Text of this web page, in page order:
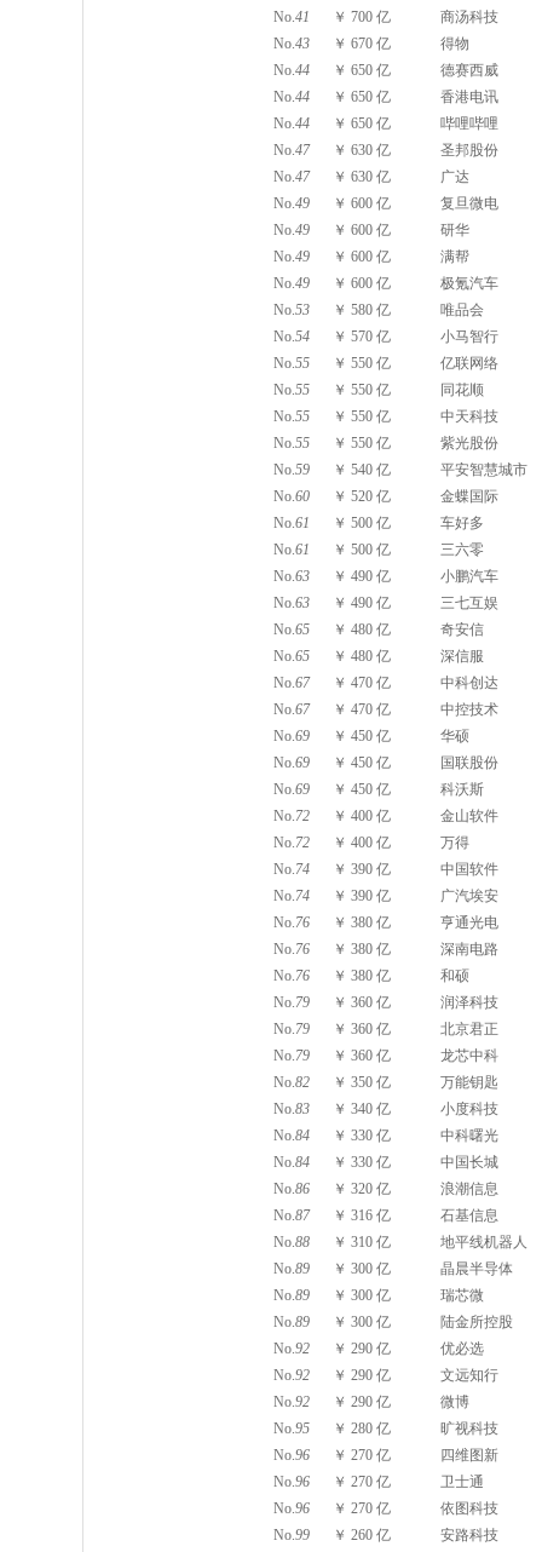
No.41 ￥ 700 亿
商汤科技
No.43 ￥ 670 亿
得物
No.44 ￥ 650 亿
德赛西威
No.44 ￥ 650 亿
香港电讯
No.44 ￥ 650 亿
哔哩哔哩
No.47 ￥ 630 亿
圣邦股份
No.47 ￥ 630 亿
广达
No.49 ￥ 600 亿
复旦微电
No.49 ￥ 600 亿
研华
No.49 ￥ 600 亿
满帮
No.49 ￥ 600 亿
极氪汽车
No.53 ￥ 580 亿
唯品会
No.54 ￥ 570 亿
小马智行
No.55 ￥ 550 亿
亿联网络
No.55 ￥ 550 亿
同花顺
No.55 ￥ 550 亿
中天科技
No.55 ￥ 550 亿
紫光股份
No.59 ￥ 540 亿
平安智慧城市
No.60 ￥ 520 亿
金蝶国际
No.61 ￥ 500 亿
车好多
No.61 ￥ 500 亿
三六零
No.63 ￥ 490 亿
小鹏汽车
No.63 ￥ 490 亿
三七互娱
No.65 ￥ 480 亿
奇安信
No.65 ￥ 480 亿
深信服
No.67 ￥ 470 亿
中科创达
No.67 ￥ 470 亿
中控技术
No.69 ￥ 450 亿
华硕
No.69 ￥ 450 亿
国联股份
No.69 ￥ 450 亿
科沃斯
No.72 ￥ 400 亿
金山软件
No.72 ￥ 400 亿
万得
No.74 ￥ 390 亿
中国软件
No.74 ￥ 390 亿
广汽埃安
No.76 ￥ 380 亿
亨通光电
No.76 ￥ 380 亿
深南电路
No.76 ￥ 380 亿
和硕
No.79 ￥ 360 亿
润泽科技
No.79 ￥ 360 亿
北京君正
No.79 ￥ 360 亿
龙芯中科
No.82 ￥ 350 亿
万能钥匙
No.83 ￥ 340 亿
小度科技
No.84 ￥ 330 亿
中科曙光
No.84 ￥ 330 亿
中国长城
No.86 ￥ 320 亿
浪潮信息
No.87 ￥ 316 亿
石基信息
No.88 ￥ 310 亿
地平线机器人
No.89 ￥ 300 亿
晶晨半导体
No.89 ￥ 300 亿
瑞芯微
No.89 ￥ 300 亿
陆金所控股
No.92 ￥ 290 亿
优必选
No.92 ￥ 290 亿
文远知行
No.92 ￥ 290 亿
微博
No.95 ￥ 280 亿
旷视科技
No.96 ￥ 270 亿
四维图新
No.96 ￥ 270 亿
卫士通
No.96 ￥ 270 亿
依图科技
No.99 ￥ 260 亿
安路科技